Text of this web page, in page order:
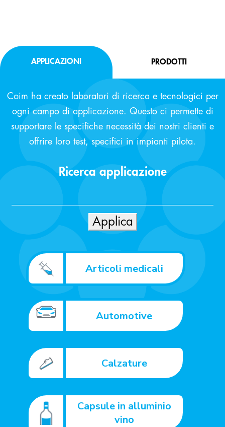
APPLICAZIONI PRODOTTI
Coim ha creato laboratori di ricerca e tecnologici per
ogni campo di applicazione. Questo ci permette di
supportare le specifiche necessità dei nostri clienti e
offrire loro test, specifici in impianti pilota.
Ricerca applicazione
Articoli medicali
Automotive
Calzature
Capsule in alluminio
vino